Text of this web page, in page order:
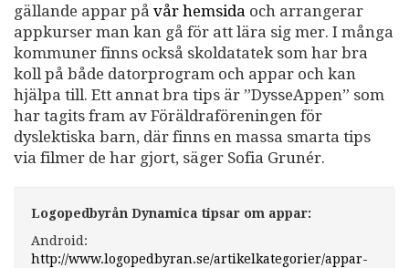
gällande appar på vår hemsida och arrangerar
appkurser man kan gå för att lära sig mer. I många
kommuner finns också skoldatatek som har bra
koll på både datorprogram och appar och kan
hjälpa till. Ett annat bra tips är ”DysseAppen” som
har tagits fram av Föräldraföreningen för
dyslektiska barn, där finns en massa smarta tips
via filmer de har gjort, säger Sofia Grunér.
Logopedbyrån Dynamica tipsar om appar:
Android:
http://www.logopedbyran.se/artikelkategorier/appar-